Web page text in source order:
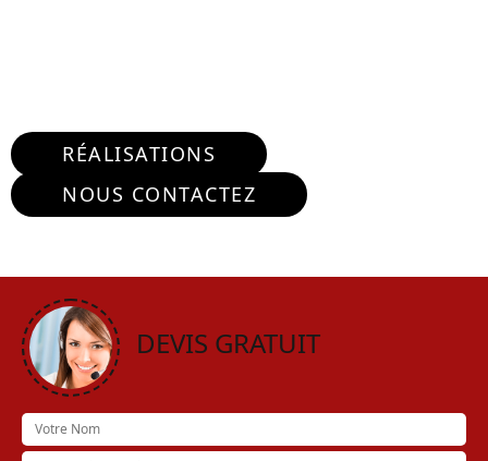
RÉALISATIONS
NOUS CONTACTEZ
DEVIS GRATUIT